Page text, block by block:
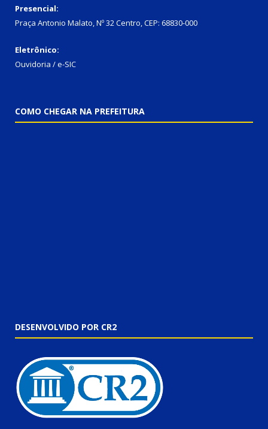
Presencial:
Praça Antonio Malato, Nº 32 Centro, CEP: 68830-000
Eletrônico:
Ouvidoria / e-SIC
COMO CHEGAR NA PREFEITURA
DESENVOLVIDO POR CR2